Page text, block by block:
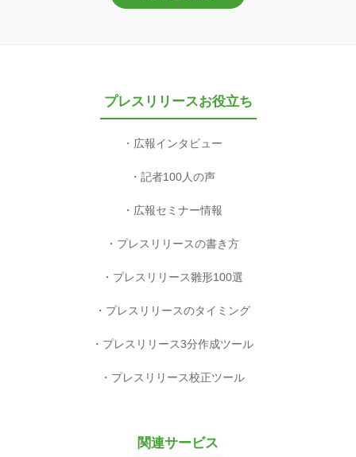
プレスリリースお役立ち
広報インタビュー
記者100人の声
広報セミナー情報
プレスリリースの書き方
プレスリリース雛形100選
プレスリリースのタイミング
プレスリリース3分作成ツール
プレスリリース校正ツール
関連サービス